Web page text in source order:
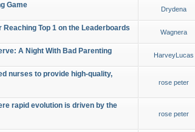
Game
Drydena
Top 1 on the Leaderboards Wagnera
A Night With Bad Parenting HarveyLucas
nurses to provide high-quality,
rose peter
rapid evolution is driven by the
rose peter